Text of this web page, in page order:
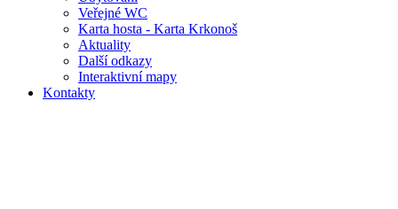
Veřejné WC
Karta hosta - Karta Krkonoš
Aktuality
Další odkazy
Interaktivní mapy
Kontakty